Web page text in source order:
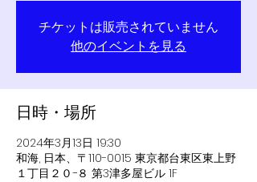
チケットは販売されていません
他のイベントを見る
日時・場所
2024年3月13日 19:30
和海, 日本、〒110-0015 東京都台東区東上野
１丁目２０−８ 第3津多屋ビル 1F